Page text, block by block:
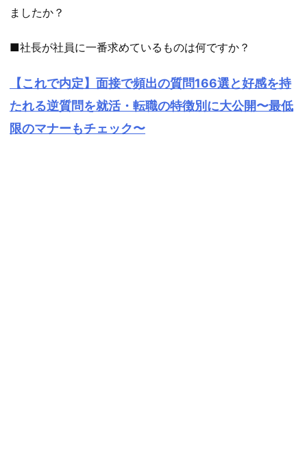
ましたか？
■社長が社員に一番求めているものは何ですか？
【これで内定】面接で頻出の質問166選と好感を持
たれる逆質問を就活・転職の特徴別に大公開〜最低
限のマナーもチェック〜